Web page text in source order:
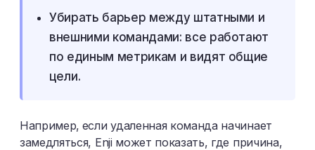
Убирать барьер между штатными и
внешними командами: все работают
по единым метрикам и видят общие
цели.
Например, если удаленная команда начинает
замедляться, Enji может показать, где причина,